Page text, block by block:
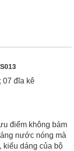
07 đĩa kê
điểm không bám
nước nóng mà
kiểu dáng của bộ